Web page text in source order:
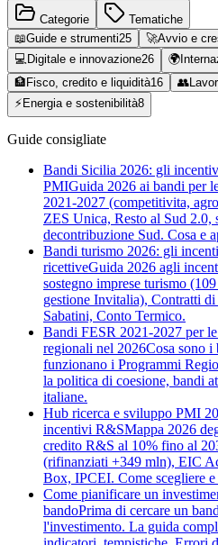
Categorie
Tematiche
📖Guide e strumenti25 🚀Avvio e
💻 Digitale e innovazione26 🌍
🏦 Fisco, credito e liquidità16 👥
⚡ Energia e sostenibilità8
Guide consigliate
Bandi Sicilia 2026: gli
PMIGuida 2026 ai bandi per
2021-2027 (competitivita,
ZES Unica, Resto al Sud 2.0,
decontribuzione Sud. Cosa e
Bandi turismo 2026: gli
ricettiveGuida 2026 agli
sostegno imprese turismo
gestione Invitalia), Contratti
Sabatini, Conto Termico.
Bandi FESR 2021-2027 per
regionali nel 2026Cosa sono i
funzionano i Programmi
la politica di coesione, bandi
italiane.
Hub ricerca e sviluppo PMI
incentivi R&SMappa 2026
credito R&S al 10% fino al
(rifinanziati +349 mln), EIC
Box, IPCEI. Come scegliere
Come pianificare un
bandoPrima di cercare un
l'investimento. La guida